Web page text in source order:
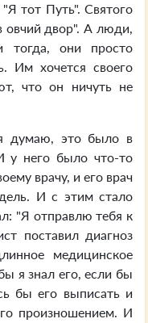
тот Путь". Святого
овчий двор". А люди,
тогда, они просто
Им хочется своего
что он ничуть не
думаю, это было в
него было что-то
врачу, и его врач
И с этим стало
"Я отправлю тебя к
поставил диагноз
медицинское
я знал его, если бы
бы его выписать и
произношением. И